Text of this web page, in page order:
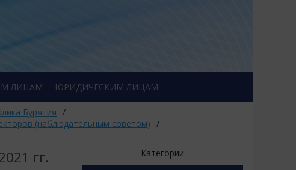
ЛИЦАМ ЮРИДИЧЕСКИМ ЛИЦАМ
Бурятия /
(наблюдательным советом) /
гг. Категории